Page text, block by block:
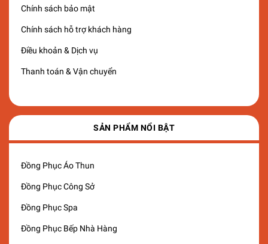
Chính sách bảo mật
Chính sách hỗ trợ khách hàng
Điều khoản & Dịch vụ
Thanh toán & Vận chuyển
SẢN PHẨM NỔI BẬT
Đồng Phục Áo Thun
Đồng Phục Công Sở
Đồng Phục Spa
Đồng Phục Bếp Nhà Hàng